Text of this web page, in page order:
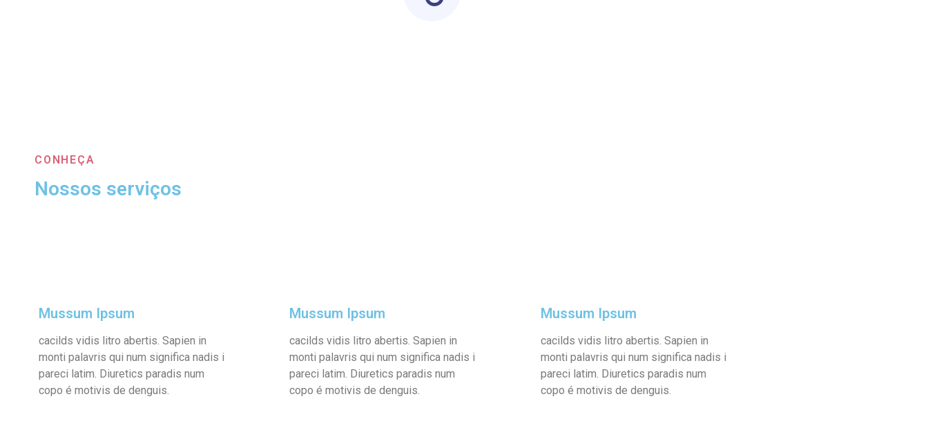
CONHEÇA
Nossos serviços
Mussum Ipsum
cacilds vidis litro abertis. Sapien in
monti palavris qui num significa nadis i
pareci latim. Diuretics paradis num
copo é motivis de denguis.
Mussum Ipsum
cacilds vidis litro abertis. Sapien in
monti palavris qui num significa nadis i
pareci latim. Diuretics paradis num
copo é motivis de denguis.
Mussum Ipsum
cacilds vidis litro abertis. Sapien in
monti palavris qui num significa nadis i
pareci latim. Diuretics paradis num
copo é motivis de denguis.